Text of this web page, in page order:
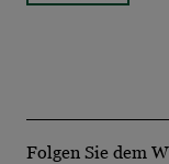
Folgen Sie dem